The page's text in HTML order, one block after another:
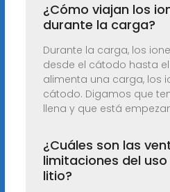
¿Cómo viajan los
durante la carga?
Durante la carga, los
desde el cátodo hasta
alimenta una carga, los
cátodo. Digamos que
llena y que está
¿Cuáles son las
limitaciones del
litio?